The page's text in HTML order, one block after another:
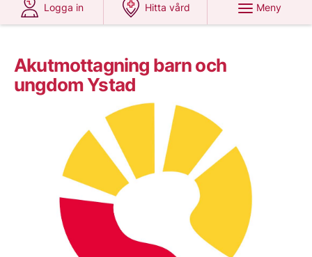
Logga in
Hitta vård
Meny
Akutmottagning barn och
ungdom Ystad